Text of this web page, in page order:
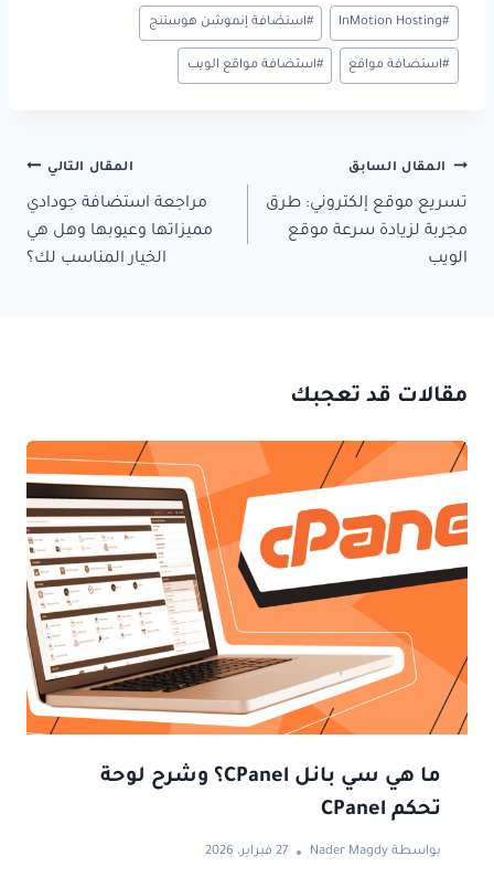
وسوم
المقال:
#
InMotion Hosting
#استضافة إنموشن هوستنج
#استضافة مواقع #استضافة مواقع الويب
تصفّح
المقالات
المقال السابق
تسريع موقع إلكتروني: طرق
مجربة لزيادة سرعة موقع
الويب
المقال التالي
مراجعة استضافة جودادي
مميزاتها وعيوبها وهل هي
الخيار المناسب لك؟
مقالات قد تعجبك
ما هي سي بانل CPanel؟ وشرح لوحة
تحكم CPanel
بواسطة Nader Magdy 27 فبراير، 2026